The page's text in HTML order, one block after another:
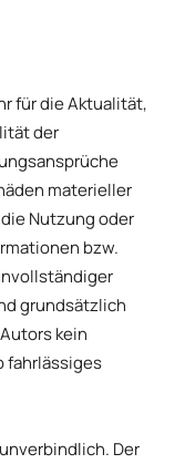
für die Aktualität,
der
materieller
Nutzung oder
bzw.
grundsätzlich
kein
fahrlässiges
Der